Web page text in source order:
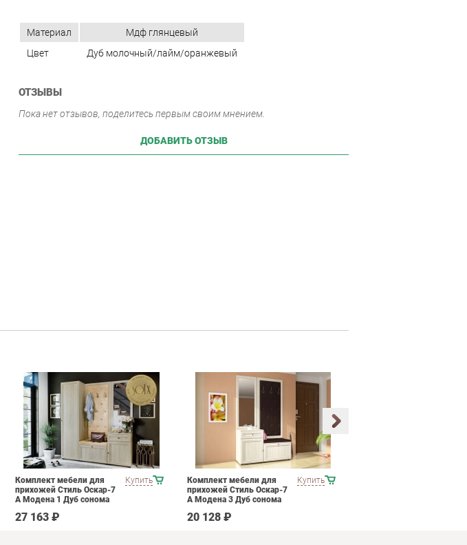
Материал
Мдф глянцевый
Цвет
Дуб молочный/лайм/оранжевый
ОТЗЫВЫ
Пока нет отзывов, поделитесь первым своим мнением.
ДОБАВИТЬ ОТЗЫВ
Купить
Комплект мебели для
прихожей Стиль Оскар-7
А Модена 1 Дуб сонома
27 163 ₽
Купить
Комплект мебели для
прихожей Стиль Оскар-7
А Модена 3 Дуб сонома
20 128 ₽